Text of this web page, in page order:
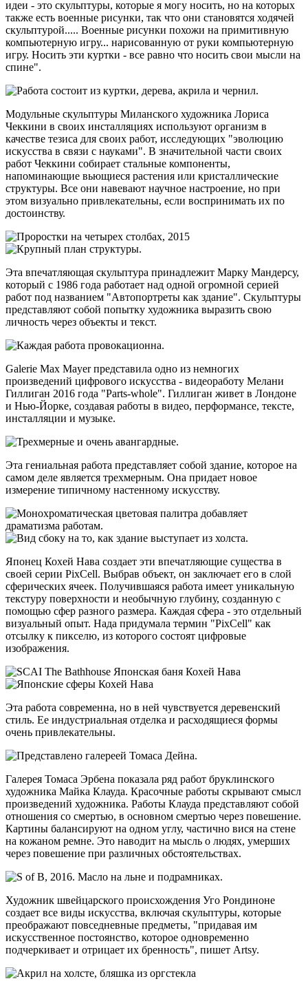
идеи - это скульптуры, которые я могу носить, но на которых
также есть военные рисунки, так что они становятся ходячей
скульптурой..... Военные рисунки похожи на примитивную
компьютерную игру... нарисованную от руки компьютерную
игру. Носить эти куртки - все равно что носить свои мысли на
спине".
Модульные скульптуры Миланского художника Лориса
Чеккини в своих инсталляциях используют организм в
качестве тезиса для своих работ, исследующих "эволюцию
искусства в связи с науками". В значительной части своих
работ Чеккини собирает стальные компоненты,
напоминающие вьющиеся растения или кристаллические
структуры. Все они навевают научное настроение, но при
этом визуально привлекательны, если воспринимать их по
достоинству.
Эта впечатляющая скульптура принадлежит Марку Мандерсу,
который с 1986 года работает над одной огромной серией
работ под названием "Автопортреты как здание". Скульптуры
представляют собой попытку художника выразить свою
личность через объекты и текст.
Galerie Max Mayer представила одно из немногих
произведений цифрового искусства - видеоработу Мелани
Гиллиган 2016 года "Parts-whole". Гиллиган живет в Лондоне
и Нью-Йорке, создавая работы в видео, перформансе, тексте,
инсталляции и музыке.
Эта гениальная работа представляет собой здание, которое на
самом деле является трехмерным. Она придает новое
измерение типичному настенному искусству.
Японец Кохей Нава создает эти впечатляющие существа в
своей серии PixCell. Выбрав объект, он заключает его в слой
сферических ячеек. Получившаяся работа имеет уникальную
текстуру поверхности и необычную глубину, созданную с
помощью сфер разного размера. Каждая сфера - это отдельный
визуальный опыт. Нада придумала термин "PixCell" как
отсылку к пикселю, из которого состоят цифровые
изображения.
Эта работа современна, но в ней чувствуется деревенский
стиль. Ее индустриальная отделка и расходящиеся формы
очень привлекательны.
Галерея Томаса Эрбена показала ряд работ бруклинского
художника Майка Клауда. Красочные работы скрывают смысл
произведений художника. Работы Клауда представляют собой
отношения со смертью, в основном смертью через повешение.
Картины балансируют на одном углу, частично вися на стене
на кожаном ремне. Это наводит на мысль о людях, умерших
через повешение при различных обстоятельствах.
Художник швейцарского происхождения Уго Рондиноне
создает все виды искусства, включая скульптуры, которые
преображают повседневные предметы, "придавая им
искусственное постоянство, которое одновременно
подчеркивает и отрицает их бренность", пишет Artsy.